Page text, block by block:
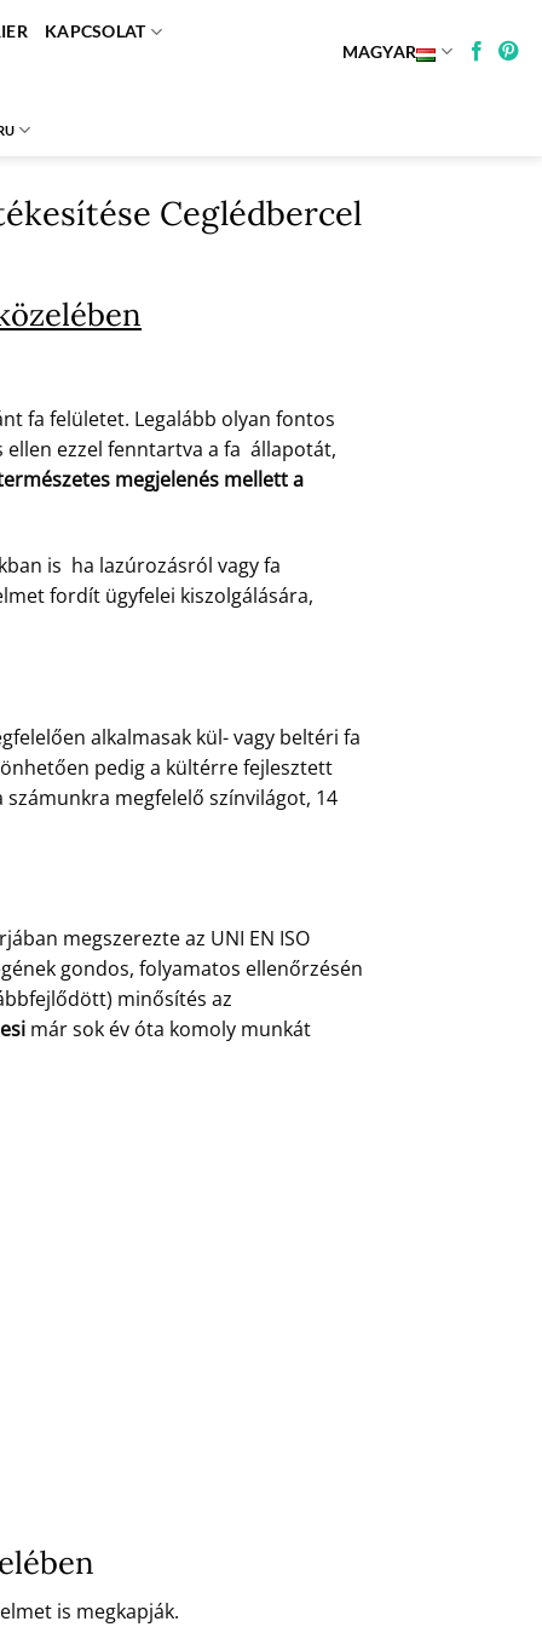
KAPCSOLAT
MAGYAR
Ceglédbercel
fa felületet. Legalább olyan fontos
ezzel fenntartva a fa állapotát,
megjelenés mellett a
is ha lazúrozásról vagy fa
fordít ügyfelei kiszolgálására,
alkalmasak kül- vagy beltéri fa
pedig a kültérre fejlesztett
megfelelő színvilágot, 14
megszerezte az UNI EN ISO
gondos, folyamatos ellenőrzésén
minősítés az
már sok év óta komoly munkát
is megkapják.